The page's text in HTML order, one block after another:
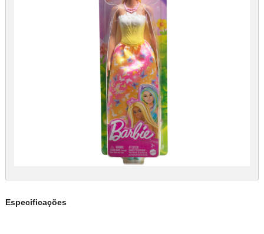
Especificações